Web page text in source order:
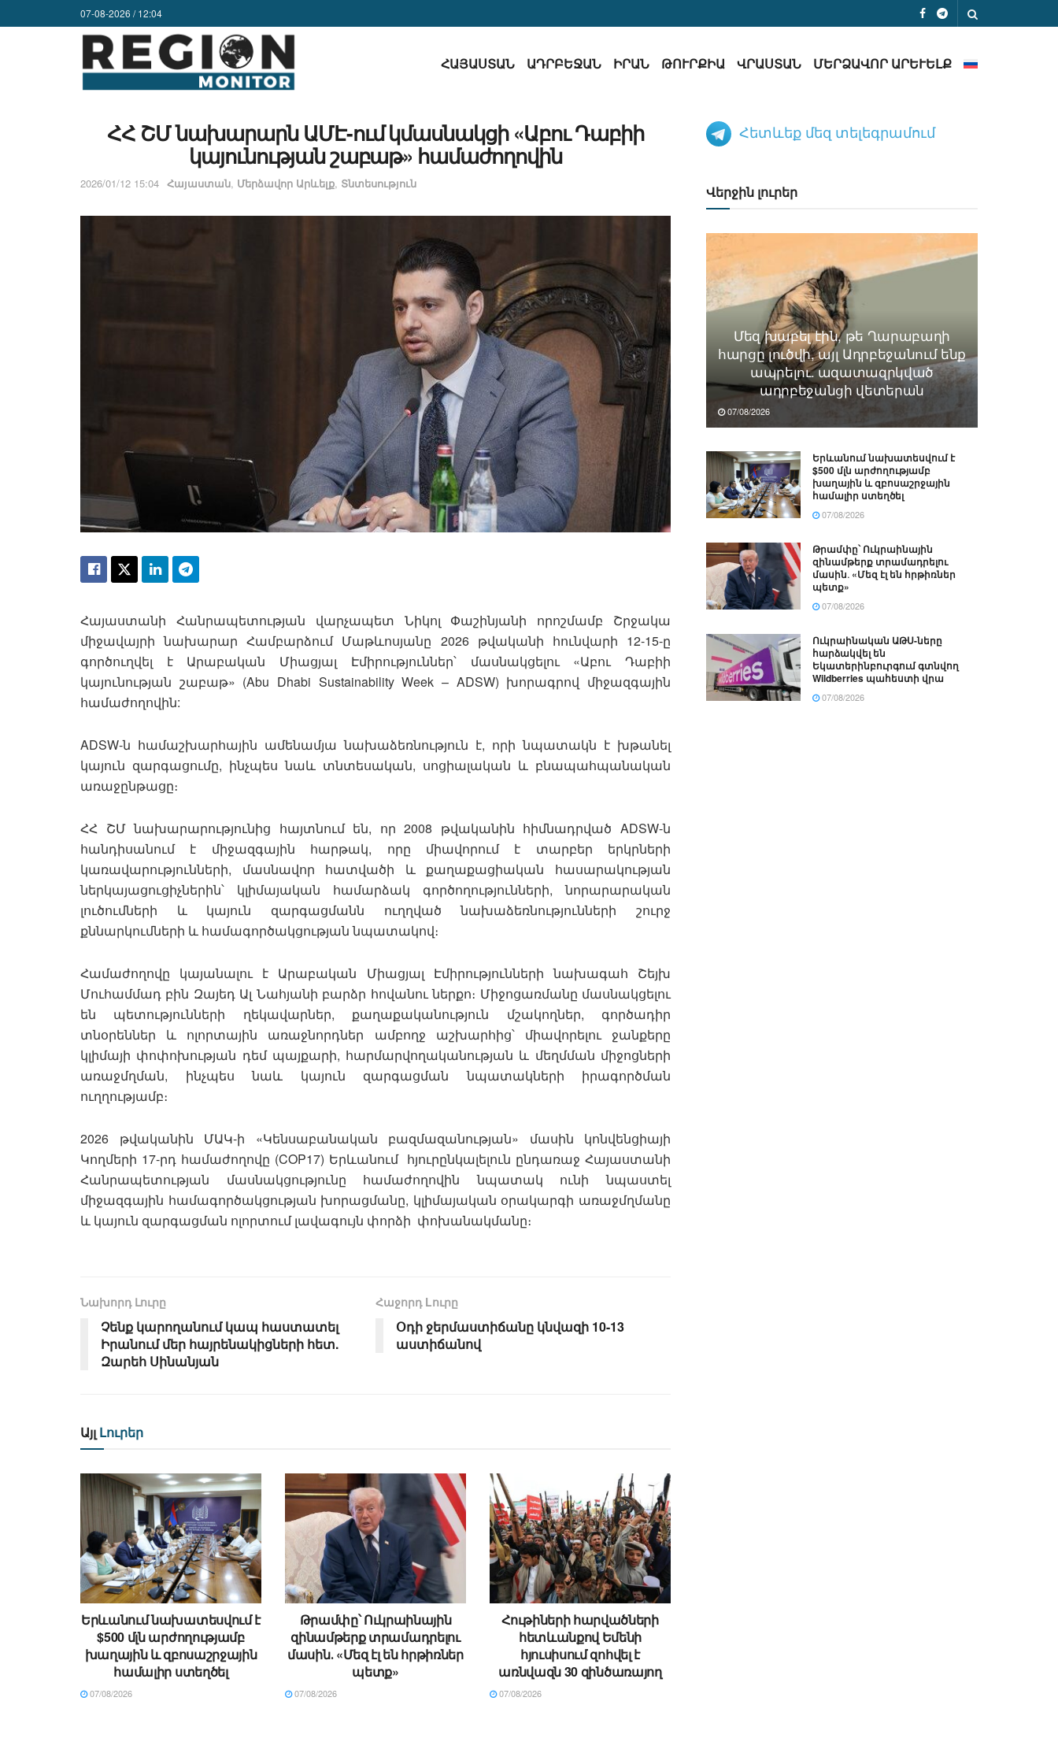
07-08-2026 / 12:04
ՀԱՅԱՍՏԱՆ ԱԴՐԲԵՋԱՆ ԻՐԱՆ ԹՈՒՐՔԻԱ ՎՐԱՍՏԱՆ ՄԵՐՁԱՎՈՐ ԱՐԵՒԵԼՔ
ՀՀ ՇՄ նախարարն ԱՄԷ-ում կմասնակցի «Աբու Դաբիի
կայունության շաբաթ» համաժողովին
2026/01/12 15:04 Հայաստան, Մերձավոր Արևելք, Տնտեսություն
Հայաստանի Հանրապետության վարչապետ Նիկոլ Փաշինյանի որոշմամբ Շրջակա
միջավայրի նախարար Համբարձում Մաթևոսյանը 2026 թվականի հունվարի 12-15-ը
գործուղվել է Արաբական Միացյալ Էմիրություններ՝ մասնակցելու «Աբու Դաբիի
կայունության շաբաթ» (Abu Dhabi Sustainability Week – ADSW) խորագրով միջազգային
համաժողովին:
ADSW-ն համաշխարհային ամենամյա նախաձեռնություն է, որի նպատակն է խթանել
կայուն զարգացումը, ինչպես նաև տնտեսական, սոցիալական և բնապահպանական
առաջընթացը։
ՀՀ ՇՄ նախարարությունից հայտնում են, որ 2008 թվականին հիմնադրված ADSW-ն
հանդիսանում է միջազգային հարթակ, որը միավորում է տարբեր երկրների
կառավարությունների, մասնավոր հատվածի և քաղաքացիական հասարակության
ներկայացուցիչներին՝ կլիմայական համարձակ գործողությունների, նորարարական
լուծումների և կայուն զարգացմանն ուղղված նախաձեռնությունների շուրջ
քննարկումների և համագործակցության նպատակով։
Համաժողովը կայանալու է Արաբական Միացյալ Էմիրությունների նախագահ Շեյխ
Մուհամմադ բին Զայեդ Ալ Նահյանի բարձր հովանու ներքո։ Միջոցառմանը մասնակցելու
են պետությունների ղեկավարներ, քաղաքականություն մշակողներ, գործադիր
տնօրեններ և ոլորտային առաջնորդներ ամբողջ աշխարհից՝ միավորելու ջանքերը
կլիմայի փոփոխության դեմ պայքարի, հարմարվողականության և մեղմման միջոցների
առաջմղման, ինչպես նաև կայուն զարգացման նպատակների իրագործման
ուղղությամբ։
2026 թվականին ՄԱԿ-ի «Կենսաբանական բազմազանության» մասին կոնվենցիայի
Կողմերի 17-րդ համաժողովը (COP17) Երևանում հյուրընկալելուն ընդառաջ Հայաստանի
Հանրապետության մասնակցությունը համաժողովին նպատակ ունի նպաստել
միջազգային համագործակցության խորացմանը, կլիմայական օրակարգի առաջմղմանը
և կայուն զարգացման ոլորտում լավագույն փորձի փոխանակմանը։
Նախորդ Լուրը
Չենք կարողանում կապ հաստատել
Իրանում մեր հայրենակիցների հետ.
Զարեհ Սինանյան
Հաջորդ Lուրը
Օդի ջերմաստիճանը կնվազի 10-13
աստիճանով
Այլ Լուրեր
Երևանում նախատեսվում է
$500 մլն արժողությամբ
խաղային և զբոսաշրջային
համալիր ստեղծել
07/08/2026
Թրամփը՝ Ուկրաինային
զինամթերք տրամադրելու
մասին․ «Մեզ էլ են հրթիռներ
պետք»
07/08/2026
Հութիների հարվածների
հետևանքով Եմենի
հյուսիսում զոհվել է
առնվազն 30 զինծառայող
07/08/2026
Հետևեք մեզ տելեգրամում
Վերջին լուրեր
Մեզ խաբել էին, թե Ղարաբաղի
հարցը լուծվի, այլ Ադրբեջանում ենք
ապրելու. ազատազրկված
ադրբեջանցի վետերան
07/08/2026
Երևանում նախատեսվում է
$500 մլն արժողությամբ
խաղային և զբոսաշրջային
համալիր ստեղծել
07/08/2026
Թրամփը՝ Ուկրաինային
զինամթերք տրամադրելու
մասին․ «Մեզ էլ են հրթիռներ
պետք»
07/08/2026
Ուկրաինական ԱԹՍ-ները
հարձակվել են
Եկատերինբուրգում գտնվող
Wildberries պահեստի վրա
07/08/2026